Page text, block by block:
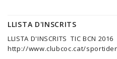
LLISTA D'INSCRITS
LLISTA D'INSCRITS TIC BCN 2016
http://www.clubcoc.cat/